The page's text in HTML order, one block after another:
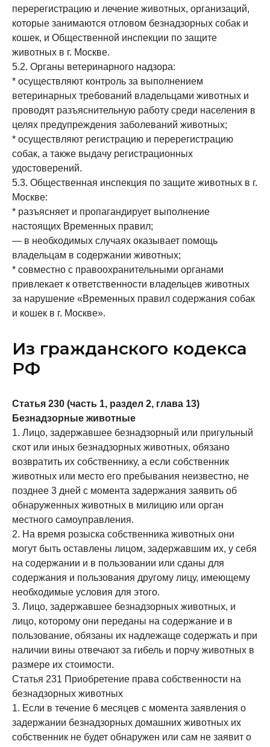
перерегистрацию и лечение животных, организаций,
которые занимаются отловом безнадзорных собак и
кошек, и Общественной инспекции по защите
животных в г. Москве.
5.2. Органы ветеринарного надзора:
* осуществляют контроль за выполнением
ветеринарных требований владельцами животных и
проводят разъяснительную работу среди населения в
целях предупреждения заболеваний животных;
* осуществляют регистрацию и перерегистрацию
собак, а также выдачу регистрационных
удостоверений.
5.3. Общественная инспекция по защите животных в г.
Москве:
* разъясняет и пропагандирует выполнение
настоящих Временных правил;
— в необходимых случаях оказывает помощь
владельцам в содержании животных;
* совместно с правоохранительными органами
привлекает к ответственности владельцев животных
за нарушение «Временных правил содержания собак
и кошек в г. Москве».
Из гражданского кодекса
РФ
Статья 230 (часть 1, раздел 2, глава 13)
Безнадзорные животные
1. Лицо, задержавшее безнадзорный или пригульный
скот или иных безнадзорных животных, обязано
возвратить их собственнику, а если собственник
животных или место его пребывания неизвестно, не
позднее 3 дней с момента задержания заявить об
обнаруженных животных в милицию или орган
местного самоуправления.
2. На время розыска собственника животных они
могут быть оставлены лицом, задержавшим их, у себя
на содержании и в пользовании или сданы для
содержания и пользования другому лицу, имеющему
необходимые условия для этого.
3. Лицо, задержавшее безнадзорных животных, и
лицо, которому они переданы на содержание и в
пользование, обязаны их надлежаще содержать и при
наличии вины отвечают за гибель и порчу животных в
размере их стоимости.
Статья 231 Приобретение права собственности на
безнадзорных животных
1. Если в течение 6 месяцев с момента заявления о
задержании безнадзорных домашних животных их
собственник не будет обнаружен или сам не заявит о